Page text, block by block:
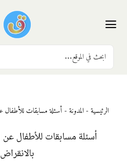
content
Toggle
Navigation
الرئيسية
المرحلة الأولى
Search
for:
الرئيسية-المدونة-أسئلة مسابقات للأطفال
أسئلة مسابقات للأطفال عن
بالانقراض